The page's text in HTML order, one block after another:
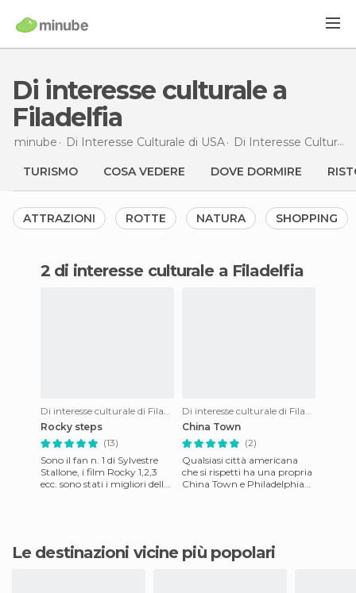
Di interesse culturale a
Filadelfia
minube Di Interesse Culturale di USA Di Interesse Culturale di
TURISMO COSA VEDERE DOVE DORMIRE
ATTRAZIONI ROTTE NATURA SHOPPING
2 di interesse culturale a Filadelfia
Di interesse culturale di Filadelfia
Rocky steps
(13)
Sono il fan n. 1 di Sylvestre
Stallone, i film Rocky 1,2,3
ecc. sono stati i migliori della
Di interesse culturale di Filadelfia
China Town
(2)
Qualsiasi città americana
che si rispetti ha una propria
China Town e Philadelphia
Le destinazioni vicine più popolari